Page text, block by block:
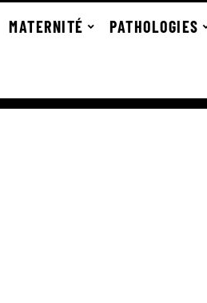
MATERNITÉ PATHOLOGIES